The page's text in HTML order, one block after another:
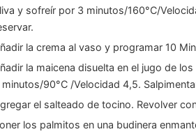
y sofreír por 3 minutos/160°C/
la crema al vaso y programar 10
la maicena disuelta en el jugo de
minutos/90°C /Velocidad 4,5.
el salteado de tocino. Revolver
los palmitos en una budinera